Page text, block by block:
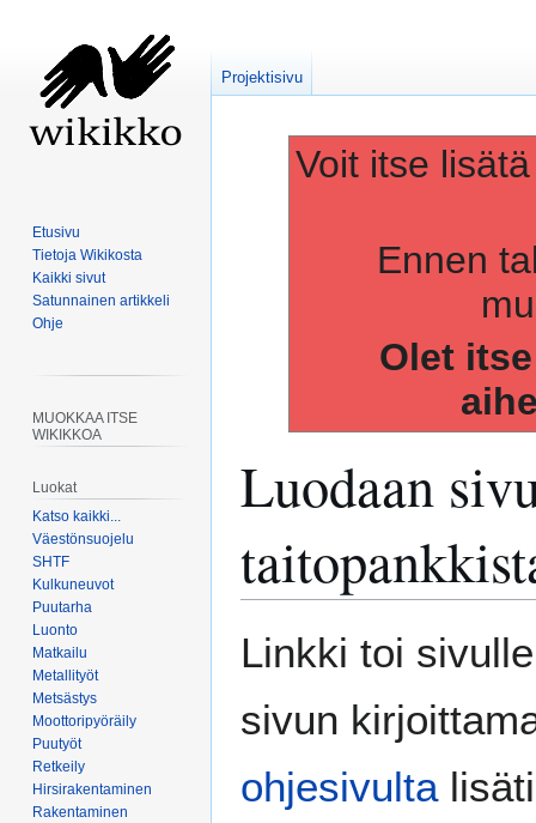
Voit itse
Ennen
Olet
Luodaan
navigaatioon
hakuun
Linkki toi
sivun
ohjesivulta
Projektisivu
Etusivu
Tietoja Wikikosta
Kaikki sivut
Satunnainen artikkeli
Ohje
MUOKKAA ITSE
WIKIKKOA
Luokat
Katso kaikki...
Väestönsuojelu
SHTF
Kulkuneuvot
Puutarha
Luonto
Matkailu
Metallityöt
Metsästys
Moottoripyöräily
Puutyöt
Retkeily
Hirsirakentaminen
Rakentaminen